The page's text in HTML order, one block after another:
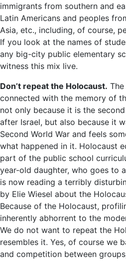
immigrants from southern and
Latin Americans and peoples
Asia, etc., including, of course,
If you look at the names of
any big-city public elementary
witness this mix live.
Don’t repeat the Holocaust.
connected with the memory of
not only because it is the
after Israel, but also because it
Second World War and feels
what happened in it. Holocaust
part of the public school
year-old daughter, who goes to
is now reading a terribly
by Elie Wiesel about the
Because of the Holocaust,
inherently abhorrent to the
We do not want to repeat the
resembles it. Yes, of course we
and competition between